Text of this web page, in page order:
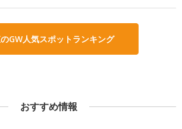
GW人気スポットランキング
おすすめ情報